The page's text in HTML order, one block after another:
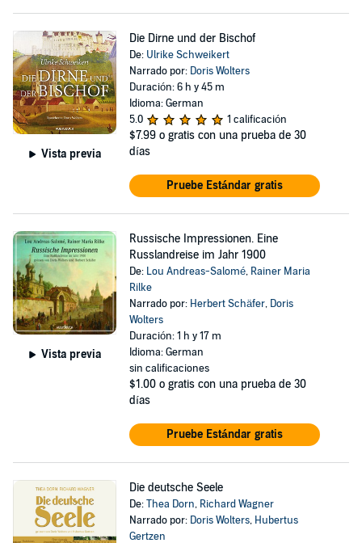
Vista previa
Die Dirne und der Bischof
De: Ulrike Schweikert
Narrado por: Doris Wolters
Duración: 6 h y 45 m
Idioma: German
5.0
1 calificación
$7.99 o gratis con una prueba de 30
días
Pruebe Estándar gratis
Vista previa
Russische Impressionen. Eine
Russlandreise im Jahr 1900
De: Lou Andreas-Salomé, Rainer Maria
Rilke
Narrado por: Herbert Schäfer, Doris
Wolters
Duración: 1 h y 17 m
Idioma: German
sin calificaciones
$1.00 o gratis con una prueba de 30
días
Pruebe Estándar gratis
Die deutsche Seele
De:Thea Dorn, Richard Wagner
Narrado por: Doris Wolters, Hubertus
Gertzen